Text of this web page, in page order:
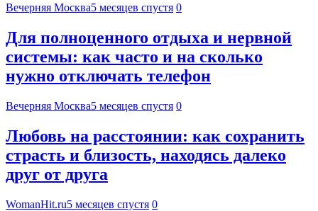
Вечерняя Москва5 месяцев спустя 0
Для полноценного отдыха и нервной
системы: как часто и на сколько
нужно отключать телефон
Вечерняя Москва5 месяцев спустя 0
Любовь на расстоянии: как сохранить
страсть и близость, находясь далеко
друг от друга
WomanHit.ru5 месяцев спустя 0